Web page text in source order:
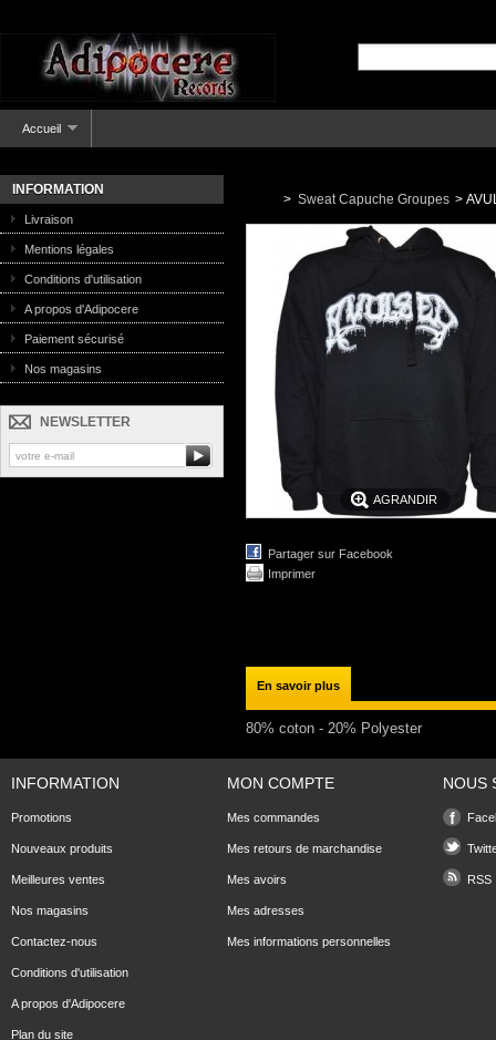
Accueil
INFORMATION
Livraison
Mentions légales
Conditions d'utilisation
A propos d'Adipocere
Paiement sécurisé
Nos magasins
NEWSLETTER
> Sweat Capuche Groupes >
AGRANDIR
Partager sur Facebook
Imprimer
En savoir plus
80% coton - 20% Polyester
INFORMATION
Promotions
Nouveaux produits
Meilleures ventes
Nos magasins
Contactez-nous
Conditions d'utilisation
A propos d'Adipocere
Plan du site
MON COMPTE
Mes commandes
Mes retours de marchandise
Mes avoirs
Mes adresses
Mes informations personnelles
NOUS
RSS